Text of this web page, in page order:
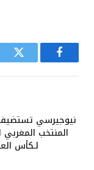
فيسبوك تويتر
نيوجيرسي
المنتخب المغربي
لـكأس العالم